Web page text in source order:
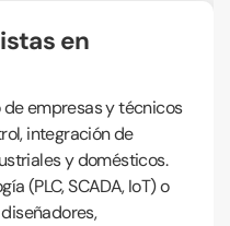
empresas y técnicos
integración de
y domésticos.
(PLC, SCADA, IoT) o